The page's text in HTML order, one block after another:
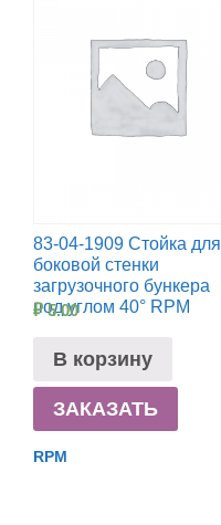
83-04-1909 Стойка для
боковой стенки
загрузочного бункера
под углом 40° RPM
₽5.00
В корзину
ЗАКАЗАТЬ
RPM